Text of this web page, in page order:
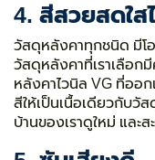
4. สีสวยสดใส
วัสดุหลังคาทุกชนิด มีโอ
วัสดุหลังคาที่เราเลือ
หลังคาไวนิล VG ที่ออ
สีให้เป็นเนื้อเดียวกับวั
บ้านของเราดูใหม่ และ